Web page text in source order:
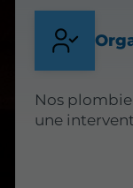
Nos
une